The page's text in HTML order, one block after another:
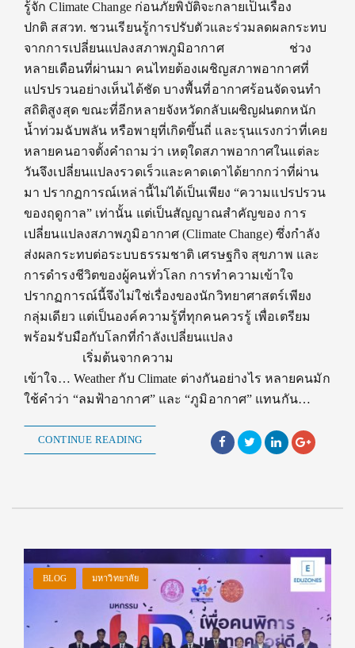
รู้จัก Climate Change ก่อนภัยพิบัติจะกลายเป็นเรื่อง
ปกติ สสวท. ชวนเรียนรู้การปรับตัวและร่วมลดผลกระทบ
จากการเปลี่ยนแปลงสภาพภูมิอากาศ ช่วง
หลายเดือนที่ผ่านมา คนไทยต้องเผชิญสภาพอากาศที่
แปรปรวนอย่างเห็นได้ชัด บางพื้นที่อากาศร้อนจัดจนทำ
สถิติสูงสุด ขณะที่อีกหลายจังหวัดกลับเผชิญฝนตกหนัก
น้ำท่วมฉับพลัน หรือพายุที่เกิดขึ้นถี่ และรุนแรงกว่าที่เคย
หลายคนอาจตั้งคำถามว่า เหตุใดสภาพอากาศในแต่ละ
วันจึงเปลี่ยนแปลงรวดเร็วและคาดเดาได้ยากกว่าที่ผ่าน
มา ปรากฏการณ์เหล่านี้ไม่ได้เป็นเพียง “ความแปรปรวน
ของฤดูกาล” เท่านั้น แต่เป็นสัญญาณสำคัญของ การ
เปลี่ยนแปลงสภาพภูมิอากาศ (Climate Change) ซึ่งกำลัง
ส่งผลกระทบต่อระบบธรรมชาติ เศรษฐกิจ สุขภาพ และ
การดำรงชีวิตของผู้คนทั่วโลก การทำความเข้าใจ
ปรากฏการณ์นี้จึงไม่ใช่เรื่องของนักวิทยาศาสตร์เพียง
กลุ่มเดียว แต่เป็นองค์ความรู้ที่ทุกคนควรรู้ เพื่อเตรียม
พร้อมรับมือกับโลกที่กำลังเปลี่ยนแปลง
เริ่มต้นจากความ
เข้าใจ… Weather กับ Climate ต่างกันอย่างไร หลายคนมัก
ใช้คำว่า “ลมฟ้าอากาศ” และ “ภูมิอากาศ” แทนกัน…
CONTINUE READING
BLOG มหาวิทยาลัย